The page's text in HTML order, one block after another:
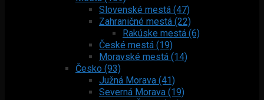
Slovenské mestá (47)
Zahraničné mestá (22)
Rakúske mestá (6)
České mestá (19)
Moravské mestá (14)
Česko (93)
Južná Morava (41)
Severná Morava (19)